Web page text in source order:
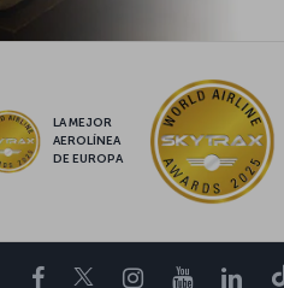
LA MEJOR
AEROLÍNEA
DE EUROPA
Facebook
TwitterInstagram
YouTube